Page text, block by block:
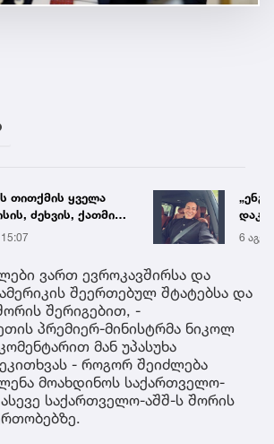
თითქმის ყველა
ძეხვის, ქათმის
და
-
უვნებლობის
მიმართვა
6 აგვ
ვართ ევროკავშირსა და
შეერთებულ შტატებსა და
შერიგებით, -
პრემიერ-მინისტრმა ნიკოლ
მან უპასუხა
- როგორ შეიძლება
მოახდინოს საქართველო-
საქართველო-აშშ-ს შორის